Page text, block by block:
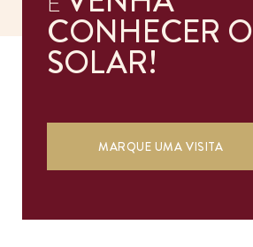
CONTACTOS
CONHECER O
SOLAR!
MARQUE UMA VISITA